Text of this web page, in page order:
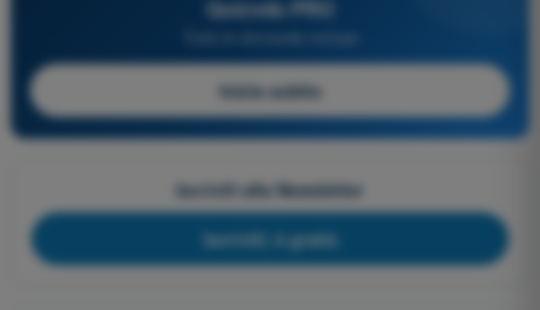
Quizvds PRO
Inizia subito
Iscriviti alla Newsletter
Iscriviti, è gratis